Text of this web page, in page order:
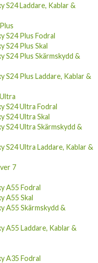
S24 Laddare, Kablar &
S24 Plus Fodral
S24 Plus Skal
S24 Plus Skärmskydd &
S24 Plus Laddare, Kablar &
S24 Ultra Fodral
S24 Ultra Skal
S24 Ultra Skärmskydd &
S24 Ultra Laddare, Kablar &
7
A55 Fodral
A55 Skal
A55 Skärmskydd &
A55 Laddare, Kablar &
A35 Fodral